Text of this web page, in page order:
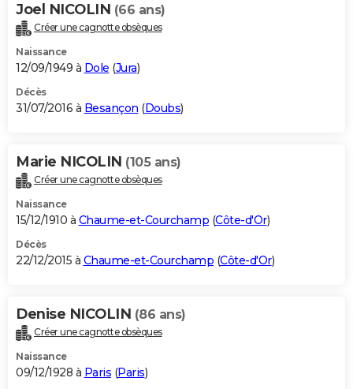
Joel NICOLIN (66 ans)
Créer une cagnotte obsèques
Naissance
12/09/1949 à Dole (Jura)
Décès
31/07/2016 à Besançon (Doubs)
Marie NICOLIN (105 ans)
Créer une cagnotte obsèques
Naissance
15/12/1910 à Chaume-et-Courchamp (Côte-d'Or)
Décès
22/12/2015 à Chaume-et-Courchamp (Côte-d'Or)
Denise NICOLIN (86 ans)
Créer une cagnotte obsèques
Naissance
09/12/1928 à Paris (Paris)